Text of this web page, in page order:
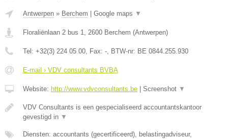
Antwerpen » Berchem Google maps ▼
Floraliënlaan 2 bus 1, 2600 Berchem (Antwerpen)
Tel: +32(3) 224 05 00, Fax: -, BTW-nr: BE 0844.255.930
E-mail › VDV consultants BVBA
Website: http://www.vdvconsultants.be Screenshot ▼
VDV Consultants is een gespecialiseerd accountantskantoor
gevestigd in ▼
Diensten: accountants (gecertificeerd), belastingadviseur,